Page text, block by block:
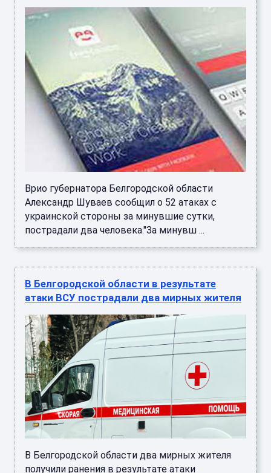
Врио губернатора Белгородской области
Александр Шуваев сообщил о 52 атаках с
украинской стороны за минувшие сутки,
пострадали два человека."За минувш ...
В Белгородской области в результате
атаки ВСУ пострадали два мирных жителя
В Белгородской области два мирных жителя
получили ранения в результате атаки